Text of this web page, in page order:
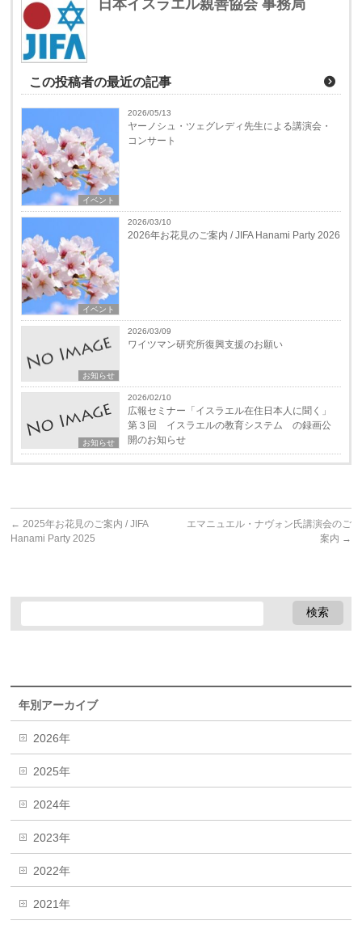
日本イスラエル親善協会 事務局
この投稿者の最近の記事
イベント
2026/05/13
ヤーノシュ・ツェグレディ先生による講演会・
コンサート
イベント
2026/03/10
2026年お花見のご案内 / JIFA Hanami Party 2026
お知らせ
2026/03/09
ワイツマン研究所復興支援のお願い
お知らせ
2026/02/10
広報セミナー「イスラエル在住日本人に聞く」
第３回 イスラエルの教育システム の録画公
開のお知らせ
← 2025年お花見のご案内 / JIFA
Hanami Party 2025
エマニュエル・ナヴォン氏講演会のご
案内 →
年別アーカイブ
2026年
2025年
2024年
2023年
2022年
2021年